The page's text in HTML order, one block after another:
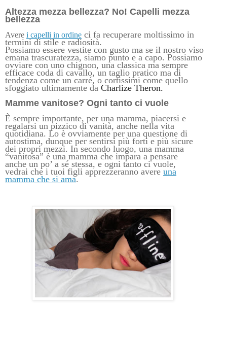
Altezza mezza bellezza? No! Capelli mezza
bellezza
Avere i capelli in ordine ci fa recuperare moltissimo in
termini di stile e radiosità.
Possiamo essere vestite con gusto ma se il nostro viso
emana trascuratezza, siamo punto e a capo. Possiamo
ovviare con uno chignon, una classica ma sempre
efficace coda di cavallo, un taglio pratico ma di
tendenza come un carré, o cortissimi come quello
sfoggiato ultimamente da Charlize Theron.
Mamme vanitose? Ogni tanto ci vuole
È sempre importante, per una mamma, piacersi e
regalarsi un pizzico di vanità, anche nella vita
quotidiana. Lo è ovviamente per una questione di
autostima, dunque per sentirsi più forti e più sicure
dei propri mezzi. In secondo luogo, una mamma
“vanitosa” è una mamma che impara a pensare
anche un po’ a sé stessa, e ogni tanto ci vuole,
vedrai che i tuoi figli apprezzeranno avere una
mamma che si ama.